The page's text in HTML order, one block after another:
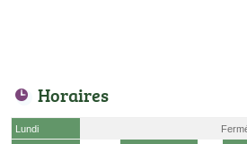
Horaires
Lundi